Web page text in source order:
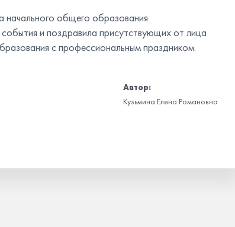
начального общего образования
события и поздравила присутствующих от лица
с профессиональным праздником.
Автор:
Кузьмина Елена Романовна